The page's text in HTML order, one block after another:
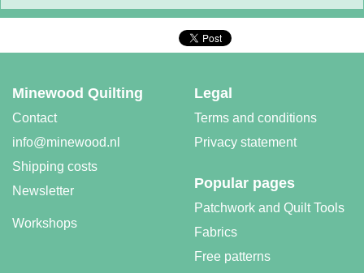
Legal
Terms and conditions
Privacy statement
Minewood Quilting
Contact
info@minewood.nl
Shipping costs
Newsletter
Popular pages
Patchwork and Quilt Tools
Fabrics
Free patterns
Workshops